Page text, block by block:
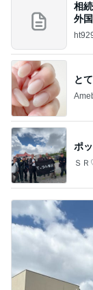
相
外
すよ
と
ポ
Ｓ